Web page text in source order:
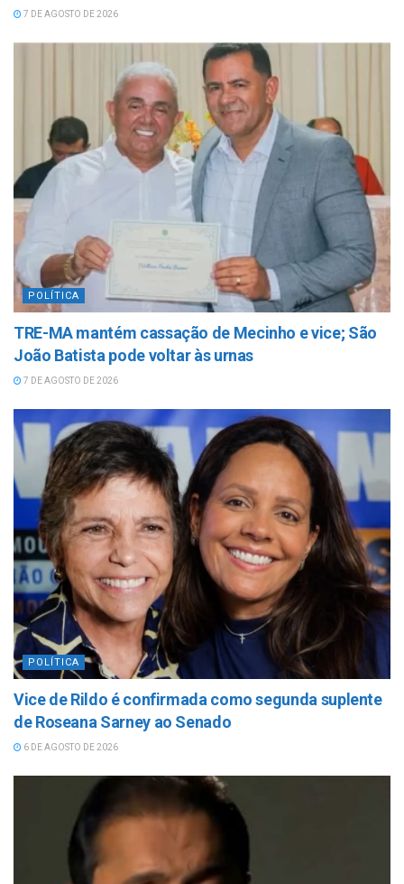
7 DE AGOSTO DE 2026
POLÍTICA
TRE-MA mantém cassação de Mecinho e vice; São
João Batista pode voltar às urnas
7 DE AGOSTO DE 2026
POLÍTICA
Vice de Rildo é confirmada como segunda suplente
de Roseana Sarney ao Senado
6 DE AGOSTO DE 2026